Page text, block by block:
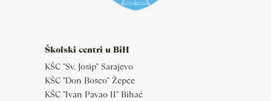
Školski centri u BiH
KŠC "Sv. Josip" Sarajevo
KŠC "Don Bosco" Žepče
KŠC "Ivan Pavao II" Bihać